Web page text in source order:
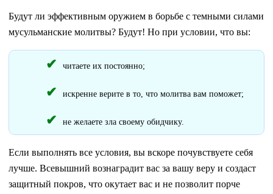
Будут ли эффективным оружием в борьбе с темными силами
мусульманские молитвы? Будут! Но при условии, что вы:
читаете их постоянно;
искренне верите в то, что молитва вам поможет;
не желаете зла своему обидчику.
Если выполнять все условия, вы вскоре почувствуете себя
лучше. Всевышний вознаградит вас за вашу веру и создаст
защитный покров, что окутает вас и не позволит порче